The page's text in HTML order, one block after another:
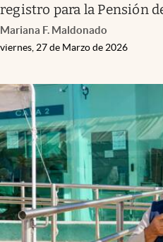
registro para la Pensión
Mariana F. Maldonado
viernes, 27 de Marzo de 2026